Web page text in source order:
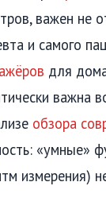
важен не
и самого
для
важна
обзора
«умные»
измерения)